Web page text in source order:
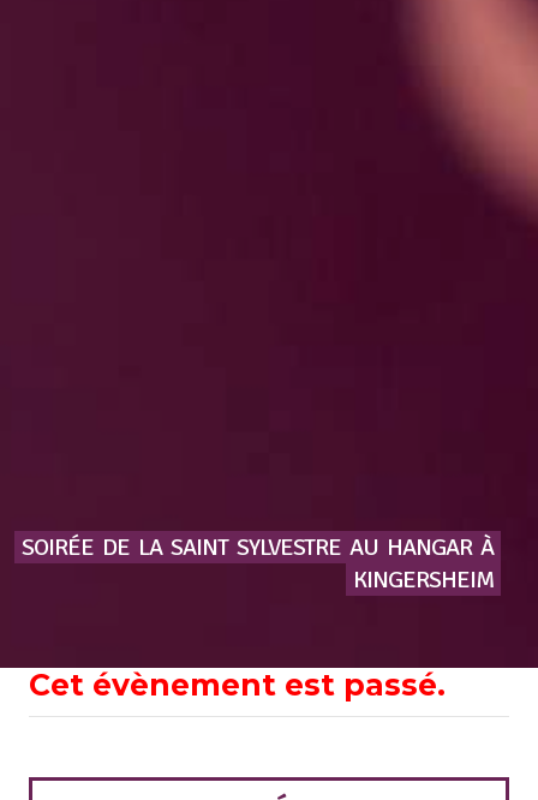
SOIRÉE DE LA SAINT SYLVESTRE AU HANGAR À
KINGERSHEIM
Cet évènement est passé.